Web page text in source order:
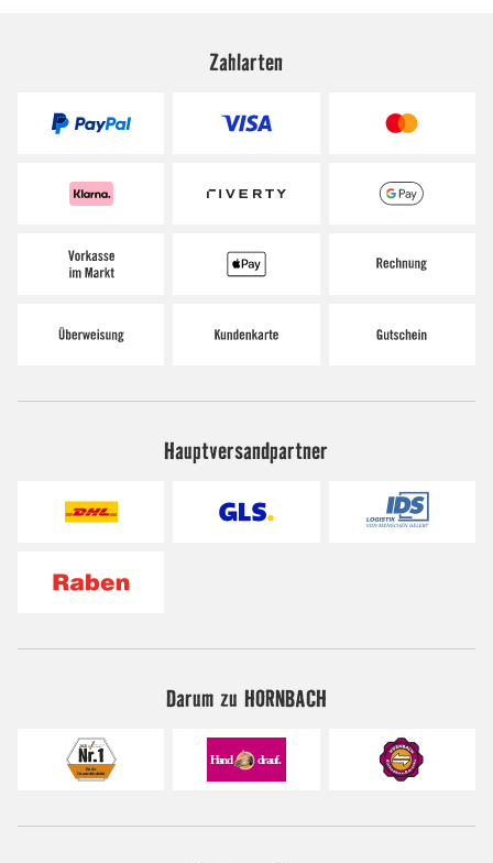
Zahlarten
Hauptversandpartner
Darum zu HORNBACH